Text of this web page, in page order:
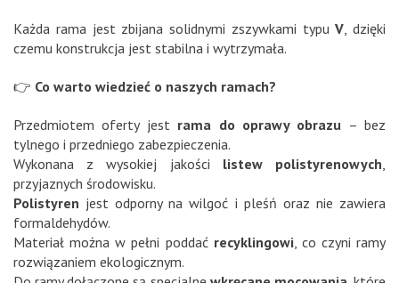
Każda rama jest zbijana solidnymi zszywkami typuV, dzięki
czemu konstrukcja jest stabilna i wytrzymała.
👉 Co warto wiedzieć o naszych ramach?
Przedmiotem oferty jest rama do oprawy obrazu – bez
tylnego i przedniego zabezpieczenia.
Wykonana z wysokiej jakości listew polistyrenowych,
przyjaznych środowisku.
Polistyren jest odporny na wilgoć i pleśń oraz nie zawiera
formaldehydów.
Materiał można w pełni poddać recyklingowi, co czyni ramy
rozwiązaniem ekologicznym.